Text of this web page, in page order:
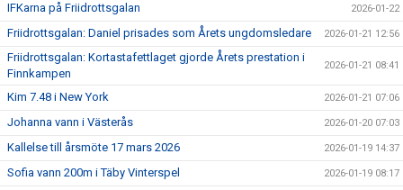
IFKarna på Friidrottsgalan 2026-01-22
Friidrottsgalan: Daniel prisades som Årets ungdomsledare 2026-01-21 12:56
Friidrottsgalan: Kortastafettlaget gjorde Årets prestation i
Finnkampen
2026-01-21 08:41
Kim 7.48 i New York 2026-01-21 07:06
Johanna vann i Västerås 2026-01-20 07:03
Kallelse till årsmöte 17 mars 2026 2026-01-19 14:37
Sofia vann 200m i Täby Vinterspel 2026-01-19 08:17